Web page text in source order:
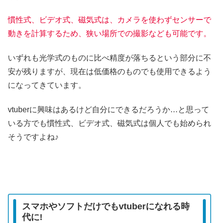
慣性式、ビデオ式
磁気式は、カメラを使わずセンサーで
動きを計算するため、狭い場所での撮影なども可能です。
いずれも光学式のものに比べ精度が落ちるという部分に不
安が残りますが、現在は低価格のものでも使用できるよう
になってきています。
vtuberに興味はあるけど自分にできるだろうか…と思って
いる方でも慣性式、ビデオ式、磁気式は個人でも始められ
そうですよね♪
スマホやソフトだけでもvtuberになれる時
代に!